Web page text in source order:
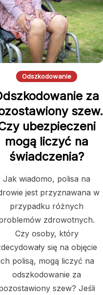
Odszkodowanie
za
szew.
ubezpieczeni
mogą liczyć na
świadczenia?
Jak wiadomo, polisa na
jest przyznawana w
przypadku różnych
zdrowotnych.
Czy osoby, który
się na objęcie
polisą, mogą liczyć na
odszkodowanie za
szew? Jeśli